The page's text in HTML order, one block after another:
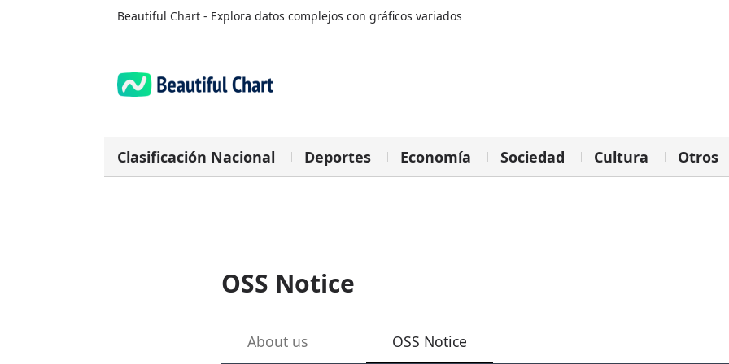
Beautiful Chart - Explora datos complejos con gráficos variados
Clasificación Nacional Deportes Economía Sociedad Cultura Otros
OSS Notice
About us OSS Notice